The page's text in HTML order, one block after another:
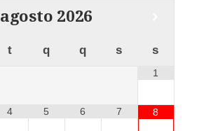
agosto 2026
t q q s s
1
4 5 6 7 8